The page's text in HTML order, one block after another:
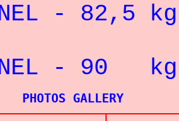
- 82,5
- 90
PHOTOS GALLERY